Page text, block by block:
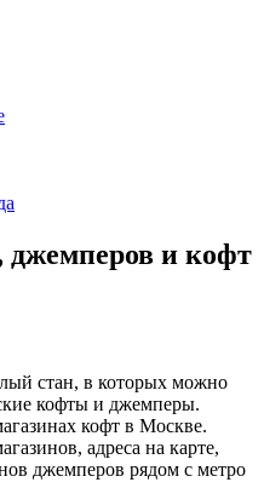
джемперов и кофт
стан, в которых можно
кофты и джемперы.
кофт в Москве.
адреса на карте,
джемперов рядом с метро